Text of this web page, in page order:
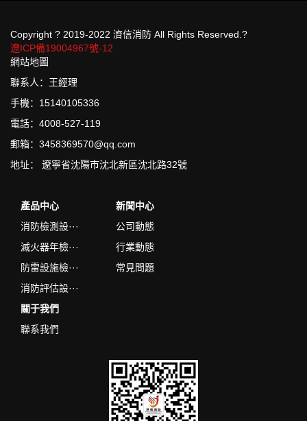
Copyright ? 2019-2022 濟信消防 All Rights Reserved.?
遼ICP備19004967號-12
網站地圖
聯系人：王經理
手機：15140105336
電話：4008-527-119
郵箱：3458369570@qq.com
地址： 遼寧省沈陽市沈北新區沈北路32號
產品中心
消防檢測設···
滅火器年檢···
防雷設施檢···
消防評估設···
新聞中心
公司動態
行業動態
常見問題
關于我們
聯系我們